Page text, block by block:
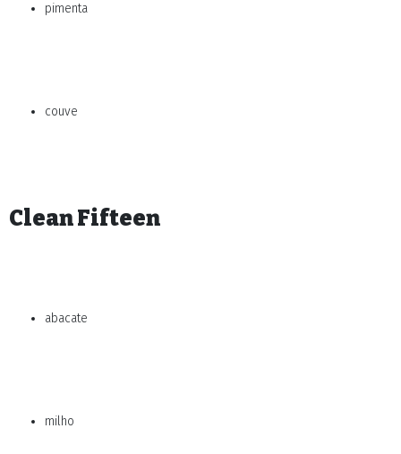
pimenta
couve
Clean Fifteen
abacate
milho